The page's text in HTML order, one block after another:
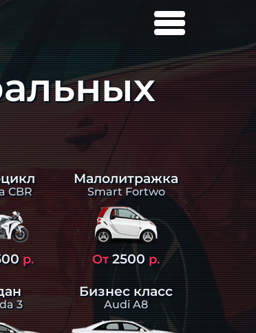
CBR
р.
Малолитражка
Smart Fortwo
От2500 р.
3
Бизнес класс
Audi A8